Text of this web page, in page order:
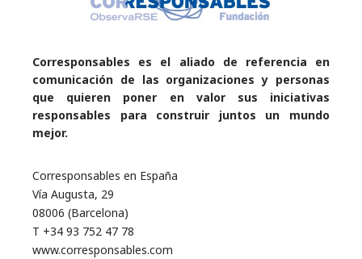
Corresponsables es el aliado de referencia en
comunicación de las organizaciones y personas
que quieren poner en valor sus iniciativas
responsables para construir juntos un mundo
mejor.
Corresponsables en España
Vía Augusta, 29
08006 (Barcelona)
T +34 93 752 47 78
www.corresponsables.com